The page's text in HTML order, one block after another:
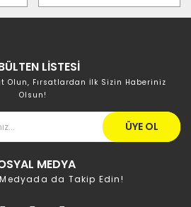
LİSTESİ
Olun, Fırsatlardan İlk Sizin Haberiniz
Olsun!
ÜYE OL
MEDYA
da Takip Edin!